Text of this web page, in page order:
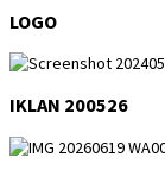
LOGO
IKLAN 200526